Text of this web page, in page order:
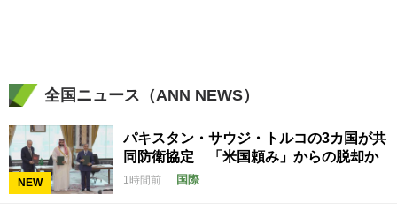
全国ニュース（ANN NEWS）
NEW
パキスタン・サウジ・トルコの3カ国が共
同防衛協定 「米国頼み」からの脱却か
1時間前 国際